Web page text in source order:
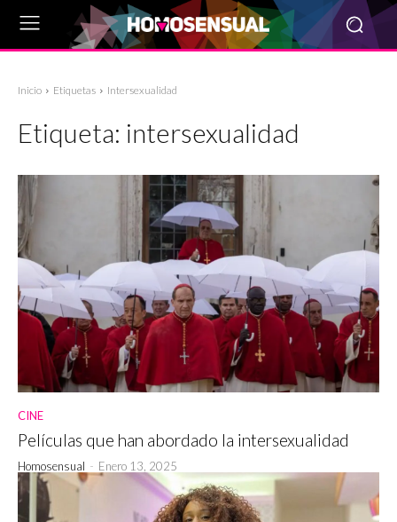
Inicio Etiquetas Intersexualidad
Etiqueta: intersexualidad
CINE
Películas que han abordado la intersexualidad
Homosensual - Enero 13, 2025